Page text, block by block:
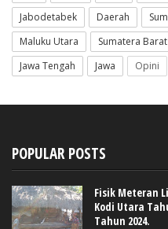
Jabodetabek
Daerah
Maluku Utara
Sumatera Barat
Jawa Tengah
Jawa Opini
POPULAR POSTS
Fisik Meteran
Kodi Utara
Tahun 2024.